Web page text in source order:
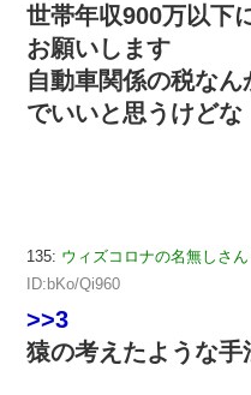
世帯年収900万以下
お願いします
自動車関係の税な
でいいと思うけどな
135: ウィズコロナの名無しさん
ID:bKo/Qi960
>>3
猿の考えたような手